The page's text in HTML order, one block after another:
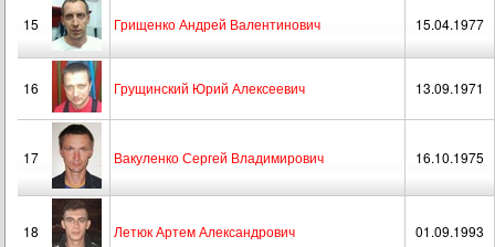
15 Грищенко Андрей Валентинович 15.04.1977
16 Грущинский Юрий Алексеевич 13.09.1971
17 Вакуленко Сергей Владимирович 16.10.1975
18 Летюк Артем Александрович 01.09.1993